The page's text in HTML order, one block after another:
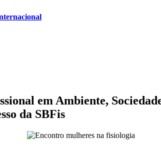
em Ambiente,
da SBFis